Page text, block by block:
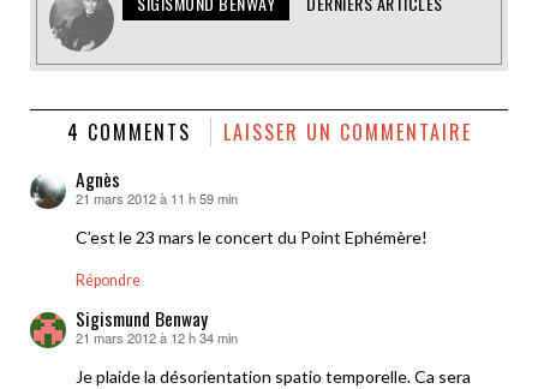
4 COMMENTS LAISSER UN COMMENTAIRE
Agnès
dit :
21 mars 2012 à 11 h 59 min
C’est le 23 mars le concert du Point Ephémère!
Répondre
Sigismund Benway
dit :
21 mars 2012 à 12 h 34 min
Je plaide la désorientation spatio temporelle. Ca sera